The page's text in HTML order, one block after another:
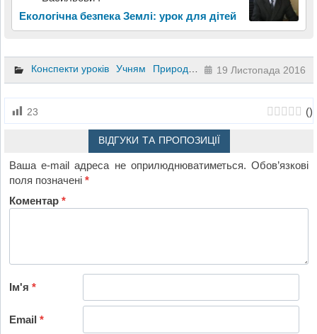
Екологічна безпека Землі: урок для дітей
Конспекти уроків Учням Природознавство 19 Листопада 2016
23 ()
ВІДГУКИ ТА ПРОПОЗИЦІЇ
Ваша e-mail адреса не оприлюднюватиметься. Обов’язкові
поля позначені*
Коментар*
Ім'я*
Email*